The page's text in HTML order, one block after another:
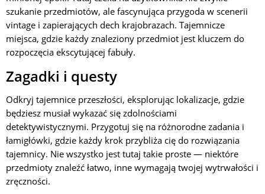
szukanie przedmiotów, ale fascynująca przygoda w scenerii
vintage i zapierających dech krajobrazach. Tajemnicze
miejsca, gdzie każdy znaleziony przedmiot jest kluczem do
rozpoczęcia ekscytującej fabuły.
Zagadki i questy
Odkryj tajemnice przeszłości, eksplorując lokalizacje, gdzie
będziesz musiał wykazać się zdolnościami
detektywistycznymi. Przygotuj się na różnorodne zadania i
łamigłówki, gdzie każdy krok przybliża cię do rozwiązania
tajemnicy. Nie wszystko jest tutaj takie proste — niektóre
przedmioty znaleźć łatwo, inne wymagają twojej wytrwałości i
zręczności.